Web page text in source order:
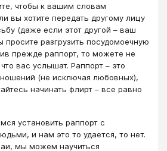
чтобы к вашим словам
вы хотите передать другому лицу
(даже если этот другой – ваш
просите разгрузить посудомоечную
прежде раппорт, то можете не
вас услышат. Раппорт – это
(не исключая любовных),
начинать флирт – все равно
установить раппорт с
и нам это то удается, то нет.
мы можем научиться